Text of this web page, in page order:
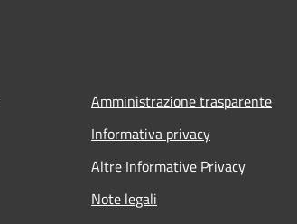
Amministrazione trasparente
Informativa privacy
Altre Informative Privacy
Note legali